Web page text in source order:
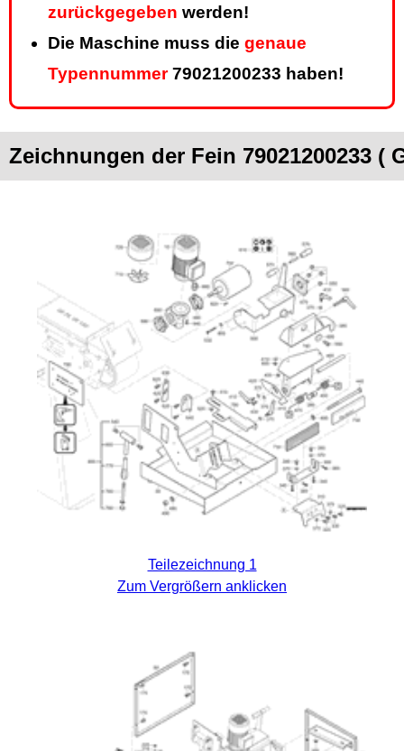
zurückgegeben werden!
Die Maschine muss die genaue
Typennummer79021200233 haben!
Zeichnungen der Fein 79021200233 (
Teilezeichnung 1
Zum Vergrößern anklicken